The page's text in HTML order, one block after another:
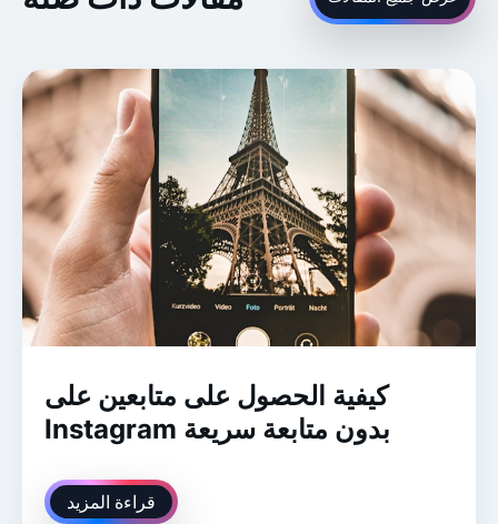
كيفية الحصول على متابعين على
قراءة المزيد